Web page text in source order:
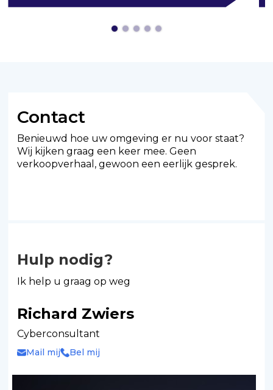
Contact
Benieuwd hoe uw omgeving er nu voor staat?
Wij kijken graag een keer mee. Geen
verkoopverhaal, gewoon een eerlijk gesprek.
Hulp nodig?
Ik help u graag op weg
Richard Zwiers
Cyberconsultant
Mail mij Bel mij